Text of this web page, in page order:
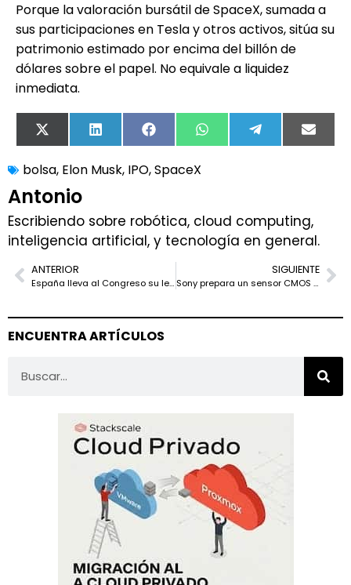
Porque la valoración bursátil de SpaceX, sumada a
sus participaciones en Tesla y otros activos, sitúa su
patrimonio estimado por encima del billón de
dólares sobre el papel. No equivale a liquidez
inmediata.
X
(Twitter)
LinkedIn FacebookWhatsApp TelegramEmail
bolsa, Elon Musk, IPO,SpaceX
Antonio
Escribiendo sobre robótica, cloud computing,
inteligencia artificial, y tecnología en general.
ANTERIOR
España lleva al Congreso su ley de gobernanza de la IA: sanciones, AESIA e inventario público
SIGUIENTE
Sony prepara un sensor CMOS de rayos X para inspección avanzada a 26.100 fps
ENCUENTRA ARTÍCULOS